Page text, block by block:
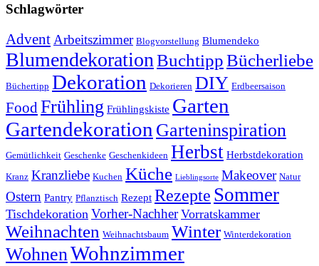
Schlagwörter
Advent Arbeitszimmer Blogvorstellung Blumendeko
Blumendekoration BuchtippBücherliebe
Büchertipp Dekoration Dekorieren DIY Erdbeersaison
FoodFrühling Frühlingskiste Garten
Gartendekoration Garteninspiration
Gemütlichkeit Geschenke Geschenkideen Herbst Herbstdekoration
Kranz Kranzliebe Kuchen Küche Lieblingsorte Makeover Natur
Ostern Pantry Pflanztisch Rezept Rezepte Sommer
Tischdekoration Vorher-Nachher Vorratskammer
Weihnachten Weihnachtsbaum Winter Winterdekoration
WohnenWohnzimmer